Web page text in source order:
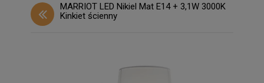
MARRIOT LED Nikiel Mat E14 + 3,1W 3000K
Kinkiet ścienny